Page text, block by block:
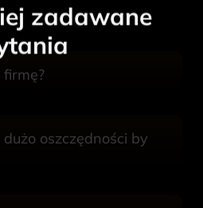
zadawane
firmę?
oszczędności by